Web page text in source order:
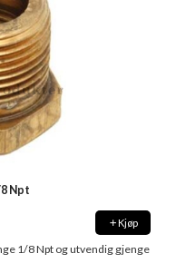
Npt
Kjøp
1/8 Npt og utvendig gjenge